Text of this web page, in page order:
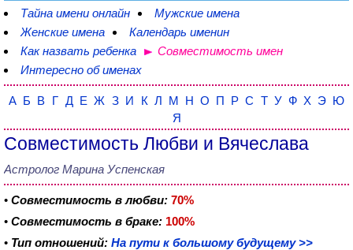
Тайна имени онлайн
Мужские имена
Женские имена
Календарь именин
Как назвать ребенка
Совместимость имен
Интересно об именах
А Б В Г Д Е Ж З И К Л М Н О П Р С Т У Ф Х Э Ю
Я
Совместимость Любви и Вячеслава
Астролог Марина Успенская
• Совместимость в любви: 70%
• Совместимость в браке: 100%
• Тип отношений: На пути к большому будущему >>